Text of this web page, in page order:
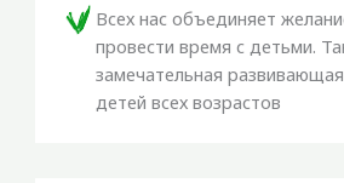
Всех нас объединяет
провести время с детьми.
замечательная
детей всех возрастов